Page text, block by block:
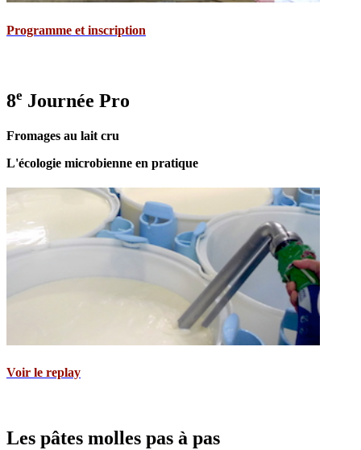
Programme et inscription
8e Journée Pro
Fromages au lait cru
L'écologie microbienne en pratique
Voir le replay
Les pâtes molles pas à pas